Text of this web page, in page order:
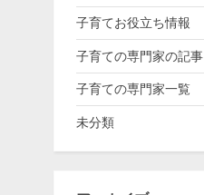
子育てお役立ち情報
子育ての専門家の記事
子育ての専門家一覧
未分類